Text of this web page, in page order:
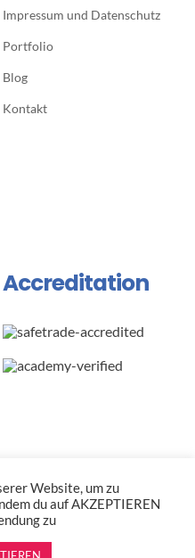
Impressum und Datenschutz
Portfolio
Blog
Kontakt
Accreditation
Website Builder
| Powered by
Website, um zu
du auf AKZEPTIEREN
zu